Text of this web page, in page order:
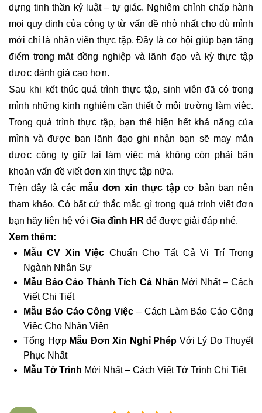
dựng tinh thần kỷ luật – tự giác. Nghiêm chỉnh chấp hành
mọi quy định của công ty từ vấn đề nhỏ nhất cho dù mình
mới chỉ là nhân viên thực tập. Đây là cơ hội giúp bạn tăng
điểm trong mắt đồng nghiệp và lãnh đạo và kỳ thực tập
được đánh giá cao hơn.
Sau khi kết thúc quá trình thực tập, sinh viên đã có trong
mình những kinh nghiệm cần thiết ở môi trường làm việc.
Trong quá trình thực tập, bạn thể hiện hết khả năng của
mình và được ban lãnh đạo ghi nhận bạn sẽ may mắn
được công ty giữ lại làm việc mà không còn phải băn
khoăn vấn đề viết đơn xin thực tập nữa.
Trên đây là các mẫu đơn xin thực tập cơ bản bạn nên
tham khảo. Có bất cứ thắc mắc gì trong quá trình viết đơn
bạn hãy liên hệ với Gia đình HR để được giải đáp nhé.
Xem thêm:
Mẫu CV Xin Việc Chuẩn Cho Tất Cả Vị Trí Trong
Ngành Nhân Sự
Mẫu Báo Cáo Thành Tích Cá Nhân Mới Nhất – Cách
Viết Chi Tiết
Mẫu Báo Cáo Công Việc – Cách Làm Báo Cáo Công
Việc Cho Nhân Viên
Tổng Hợp Mẫu Đơn Xin Nghỉ Phép Với Lý Do Thuyết
Phục Nhất
Mẫu Tờ Trình Mới Nhất – Cách Viết Tờ Trình Chi Tiết